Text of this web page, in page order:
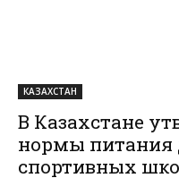
КАЗАХСТАН
В Казахстане
нормы питания
спортивных